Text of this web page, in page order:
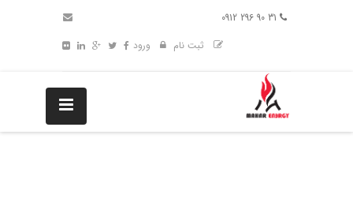
ثبت نام
ورود